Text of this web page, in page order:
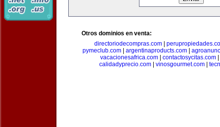
Otros dominios en venta:
directoriodecompras.com|
pymeclub.com| argentinaproducts.com|
vacacionesafrica.com| contactosycitas.com|
calidadyprecio.com
vinosgourmet.com